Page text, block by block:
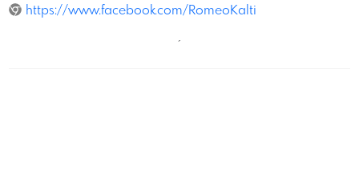
https://www.facebook.com/RomeoKalti
´